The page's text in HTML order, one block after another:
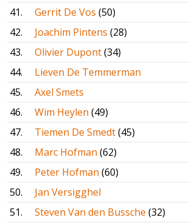
41.
Gerrit De Vos (50)
42.
Joachim Pintens (28)
43.
Olivier Dupont(34)
44.
Lieven De Temmerman
45.
Axel Smets
46.
Wim Heylen (49)
47.
Tiemen De Smedt(45)
48.
Marc Hofman (62)
49.
Peter Hofman (60)
50.
Jan Versigghel
51.
Steven Van den Bussche (32)